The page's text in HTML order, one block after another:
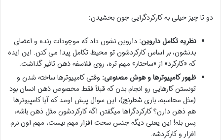
دو تا چیز خیلی به کارکردگرایی جون بخشیدن:
نظریه تکامل داروین: داروین نشون داد که موجودات زنده و اعضای
بدنشون، بر اساس کارکردشون تو محیط تکامل پیدا می کنن. این ایده
که «کارکرد» از «ساختار» مهم تره، روی فلاسفه ذهن تاثیر گذاشت.
ظهور کامپیوترها و هوش مصنوعی: وقتی کامپیوترها ساخته شدن و
تونستن کارهایی رو انجام بدن که قبلاً فقط مخصوص ذهن انسان بود
(مثل محاسبه، بازی شطرنج)، این سوال پیش اومد که آیا کامپیوترها
هم ذهن دارن؟ کارکردگراها میگفتن اگه کارکردشون مثل ذهن باشه،
پس بله! این یعنی دیگه جنس سخت افزار مهم نیست، مهم اون نرم
افزار و کارکردشه.